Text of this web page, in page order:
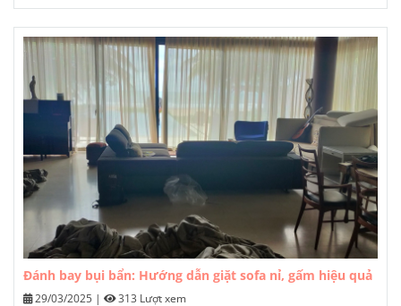
bài viết này, chúng ta sẽ cùng tìm hiểu chi tiết về tần suất
vệ sinh sofa hợp lý và các bước thực hiện để luôn giữ cho
sofa của bạn trông mới như ngày đầu.
Đánh bay bụi bẩn: Hướng dẫn giặt sofa nỉ, gấm hiệu quả
29/03/2025 | 313 Lượt xem